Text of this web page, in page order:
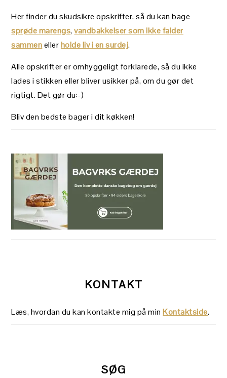
Her finder du skudsikre opskrifter, så du kan bage
sprøde marengs,vandbakkelser som ikke falder
sammenellerholde liv i en surdej.
Alle opskrifter er omhyggeligt forklarede, så du ikke
lades i stikken eller bliver usikker på, om du gør det
rigtigt. Det gør du:-)
Bliv den bedste bager i dit køkken!
KONTAKT
Læs, hvordan du kan kontakte mig på minKontaktside.
SØG